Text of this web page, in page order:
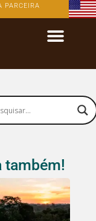
PARCEIRA
também!